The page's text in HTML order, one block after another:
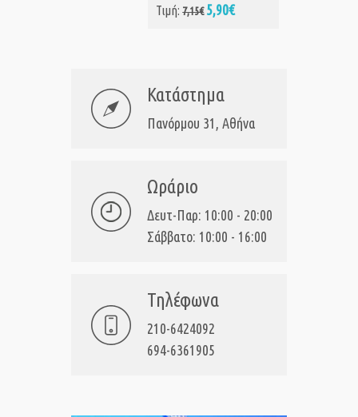
Τιμή:7,15€ 5,90€
Κατάστημα
Πανόρμου 31, Αθήνα
Ωράριο
Δευτ-Παρ: 10:00 - 20:00
Σάββατο: 10:00 - 16:00
Τηλέφωνα
210-6424092
694-6361905